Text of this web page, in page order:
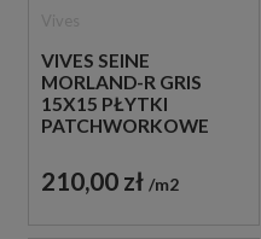
VIVES SEINE
MORLAND-R GRIS
15X15 PŁYTKI
PATCHWORKOWE
210,00 zł m2